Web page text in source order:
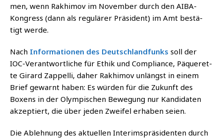
men, wenn Rak­hi­mov im Novem­ber durch den AIBA-
Kon­gress (dann als regu­lä­rer Prä­si­dent) im Amt bestä­
tigt werde.
Nach Infor­ma­tio­nen des Deutsch­land­funks soll der
IOC-Ver­ant­wort­li­che für Ethik und Com­pli­ance, Päquer­et­
te Girard Zap­pel­li, daher Rak­hi­mov unlängst in einem
Brief gewarnt haben: Es wür­den für die Zukunft des
Boxens in der Olym­pi­schen Bewe­gung nur Kan­di­da­ten
akzep­tiert, die über jeden Zwei­fel erha­ben seien.
Die Ableh­nung des aktu­el­len Inte­rims­prä­si­den­ten durch